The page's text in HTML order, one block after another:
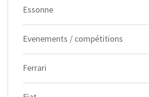
Essonne
Evenements / compétitions
Ferrari